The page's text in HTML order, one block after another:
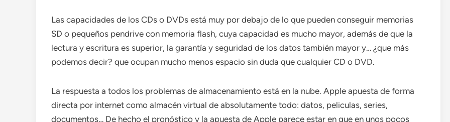
Las capacidades de los CDs o DVDs está muy por debajo de lo que pueden conseguir memorias
SD o pequeños pendrive con memoria flash, cuya capacidad es mucho mayor, además de que la
lectura y escritura es superior, la garantía y seguridad de los datos también mayor y… ¿que más
podemos decir? que ocupan mucho menos espacio sin duda que cualquier CD o DVD.
La respuesta a todos los problemas de almacenamiento está en la nube. Apple apuesta de forma
directa por internet como almacén virtual de absolutamente todo: datos, peliculas, series,
documentos… De hecho el pronóstico y la apuesta de Apple parece estar en que en unos pocos